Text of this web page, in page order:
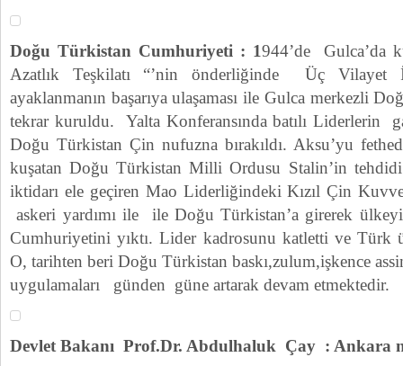
Doğu Türkistan Cumhuriyeti : 1944’de Gulca’da
Azatlık Teşkilatı “’nin önderliğinde Üç Vilayet
ayaklanmanın başarıya ulaşaması ile Gulca merkezli
tekrar kuruldu. Yalta Konferansında batılı Liderlerin
Doğu Türkistan Çin nufuzna bırakıldı. Aksu’yu
kuşatan Doğu Türkistan Milli Ordusu Stalin’in
iktidarı ele geçiren Mao Liderliğindeki Kızıl Çin
askeri yardımı ile ile Doğu Türkistan’a girerek
Cumhuriyetini yıktı. Lider kadrosunu katletti ve Türk
O, tarihten beri Doğu Türkistan baskı,zulum,işkence
uygulamaları günden güne artarak devam etmektedir.
Devlet Bakanı Prof.Dr. Abdulhaluk Çay : Ankara